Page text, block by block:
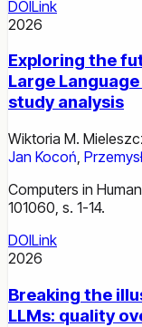
DOILink
2026
Exploring the
Large
study analysis
Wiktoria M.
Jan Kocoń,
Computers in
101060, s. 1-14.
DOILink
2026
Breaking the
LLMs: quality